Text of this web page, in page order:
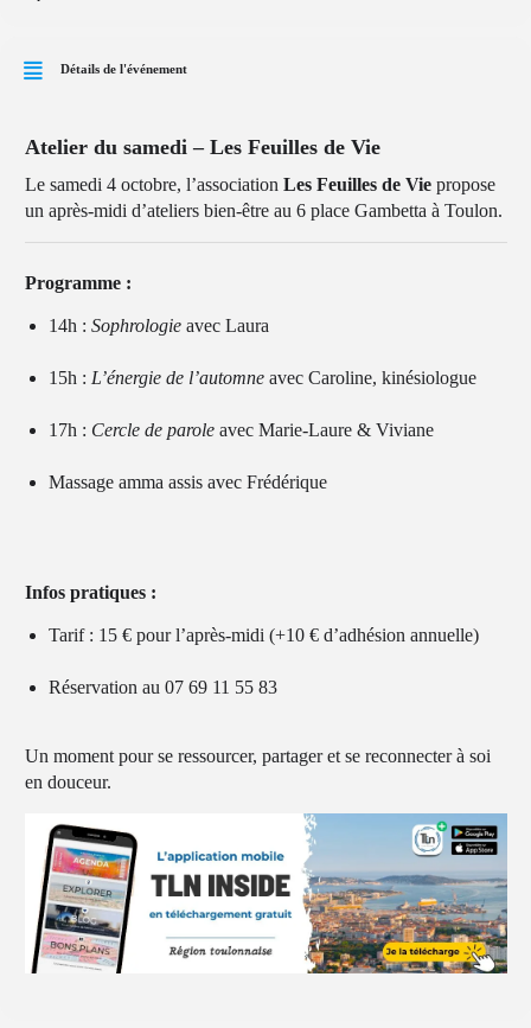
Détails de l'événement
Atelier du samedi – Les Feuilles de Vie
Le samedi 4 octobre, l’association Les Feuilles de Vie propose
un après-midi d’ateliers bien-être au 6 place Gambetta à Toulon.
Programme :
14h : Sophrologie avec Laura
15h : L’énergie de l’automne avec Caroline, kinésiologue
17h : Cercle de parole avec Marie-Laure & Viviane
Massage amma assis avec Frédérique
Infos pratiques :
Tarif : 15 € pour l’après-midi (+10 € d’adhésion annuelle)
Réservation au 07 69 11 55 83
Un moment pour se ressourcer, partager et se reconnecter à soi
en douceur.